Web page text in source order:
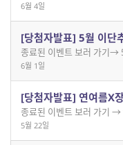
6월 4일
[당첨자발표] 5월 이단
종료된 이벤트 보러 가기→
6월 1일
[당첨자발표] 연여름X
종료된 이벤트 보러 가기 →
5월 22일